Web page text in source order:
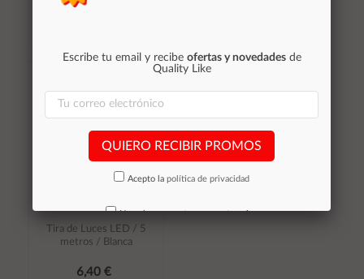
Stocks (0)
Añadir al
Añadir al
Tira de Luces LED / 5
metros / Blanca
6,40 €
Escribe tu email y recibe ofertas y novedadesde
Quality Like
QUIERO RECIBIR PROMOS
Acepto la política de privacidad
No volver a mostrar mas este aviso